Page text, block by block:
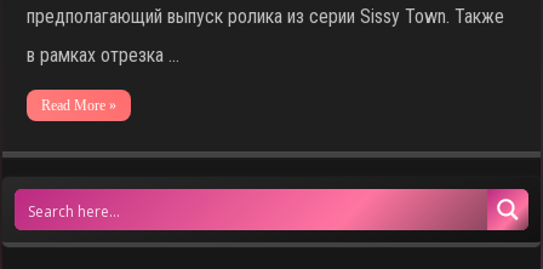
предполагающий выпуск ролика из серии Sissy Town. Также
в рамках отрезка …
Read More »